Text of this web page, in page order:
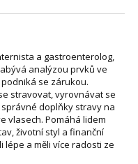
a gastroenterolog,
analýzou prvků ve
se zárukou.
stravovat, vyrovnávat se
doplňky stravy na
vlasech. Pomáhá lidem
životní styl a finanční
lépe a měli více radosti ze